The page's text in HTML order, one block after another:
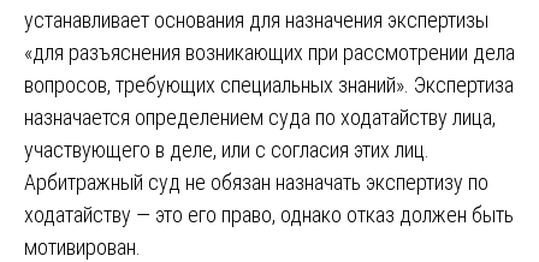
устанавливает основания для назначения экспертизы
«для разъяснения возникающих при рассмотрении дела
вопросов, требующих специальных знаний». Экспертиза
назначается определением суда по ходатайству лица,
участвующего в деле, или с согласия этих лиц.
Арбитражный суд не обязан назначать экспертизу по
ходатайству — это его право, однако отказ должен быть
мотивирован.